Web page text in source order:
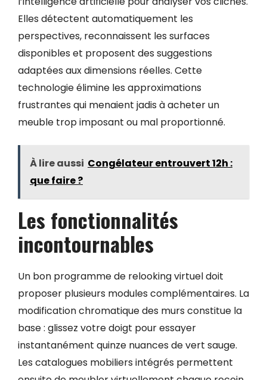
Elles détectent automatiquement les
perspectives, reconnaissent les surfaces
disponibles et proposent des suggestions
adaptées aux dimensions réelles. Cette
technologie élimine les approximations
frustrantes qui menaient jadis à acheter un
meuble trop imposant ou mal proportionné.
À lire aussi Congélateur entrouvert 12h :
que faire ?
Les fonctionnalités
incontournables
Un bon programme de relooking virtuel doit
proposer plusieurs modules complémentaires. La
modification chromatique des murs constitue la
base : glissez votre doigt pour essayer
instantanément quinze nuances de vert sauge.
Les catalogues mobiliers intégrés permettent